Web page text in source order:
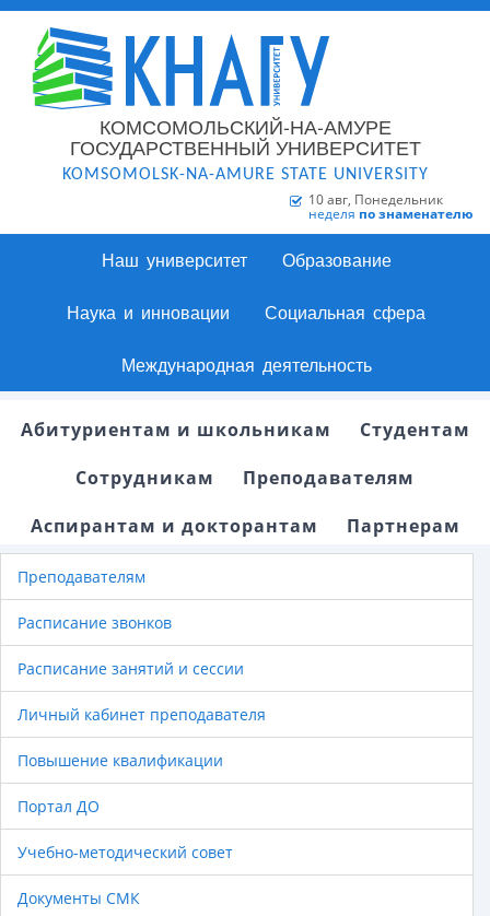
КОМСОМОЛЬСКИЙ-НА-АМУРЕ
ГОСУДАРСТВЕННЫЙ УНИВЕРСИТЕТ
KOMSOMOLSK-NA-AMURE STATE UNIVERSITY
10 авг, Понедельник
неделя по знаменателю
Наш университет Образование
Наука и инновации Социальная сфера
Международная деятельность
Абитуриентам и школьникам
Студентам
Сотрудникам
Преподавателям
Аспирантам и докторантам
Партнерам
Преподавателям
Расписание звонков
Расписание занятий и сессии
Личный кабинет преподавателя
Повышение квалификации
Портал ДО
Учебно-методический совет
Документы СМК